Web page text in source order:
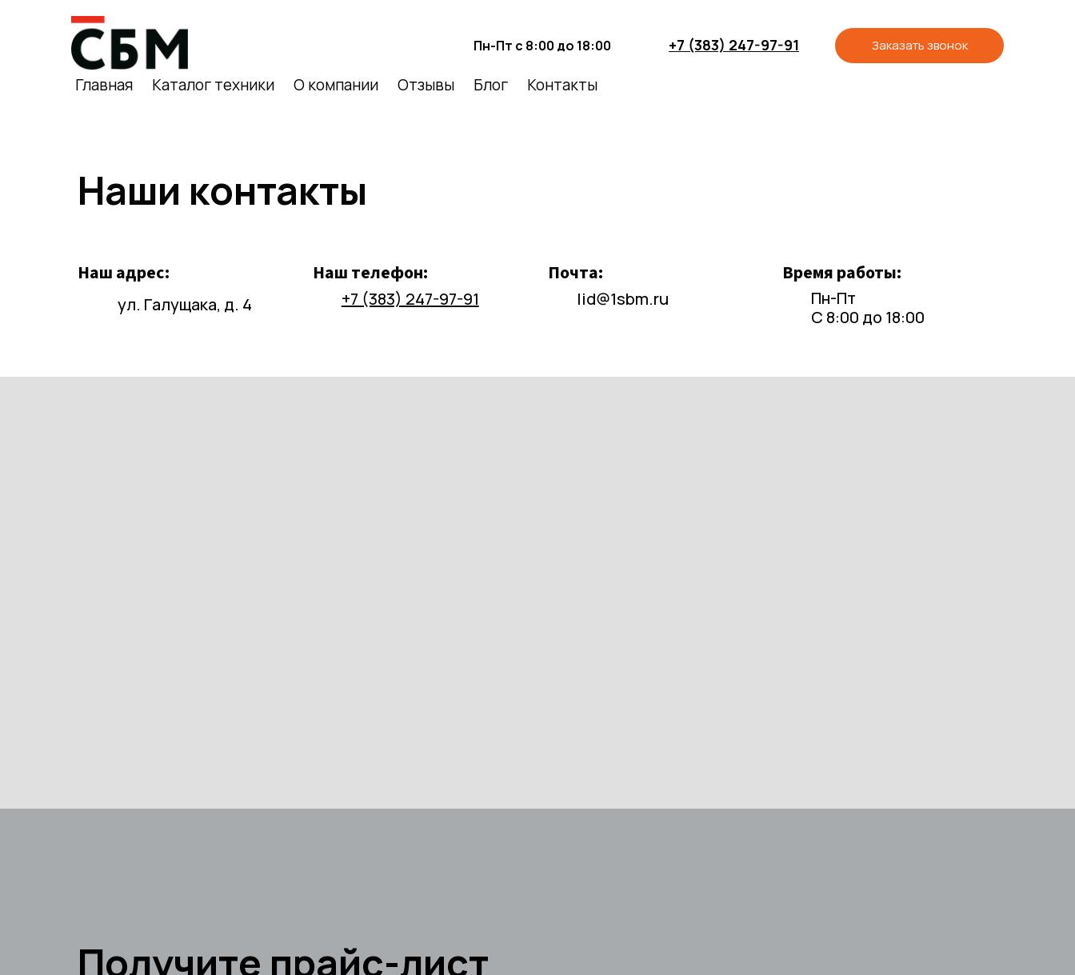
Пн-Пт с 8:00 до 18:00 +7 (383) 247-97-91 Заказать звонок
Главная Каталог техники О компании Отзывы Блог Контакты
Наши контакты
Наш адрес:
ул. Галущака, д. 4
Наш телефон:
+7 (383) 247-97-91
Почта:
lid@1sbm.ru
Время работы:
Пн-Пт
С 8:00 до 18:00
Получите прайс-лист